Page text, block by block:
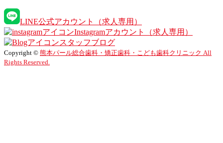
LINE公式アカウント
（求人専用）
Instagramアカウント
（求人専用）
スタッフブログ
Copyright © 熊本パール総合歯科・矯正歯科・こども歯科クリニック All
Rights Reserved.